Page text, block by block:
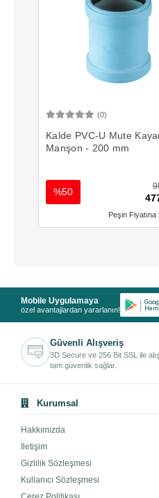
(0)
Kalde PVC-U Mute
Manşon - 200 mm
%50
Peşin
Mobile Uygulamaya
özel avantajlardan yararlanın!
Güvenli Alışveriş
3D Secure ve 256 Bit SSL ile
tam güvenlik sağlar.
Kurumsal
Hakkımızda
İletişim
Gizlilik Sözleşmesi
Kullanıcı Sözleşmesi